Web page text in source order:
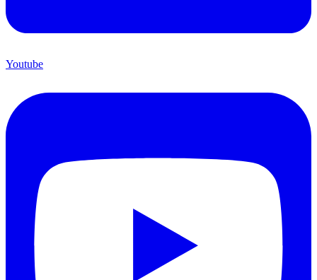
Youtube